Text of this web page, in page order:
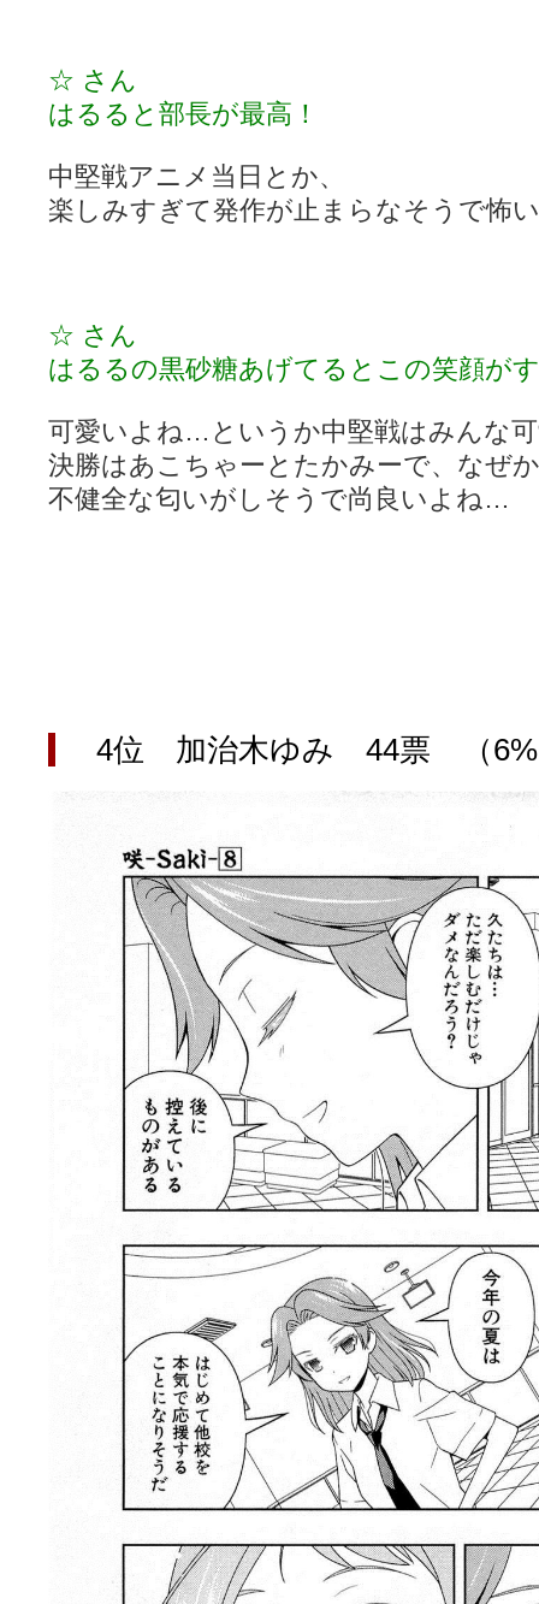
☆ さん
はるると部長が最高！
中堅戦アニメ当日とか、
楽しみすぎて発作が止まらなそうで怖い
☆ さん
はるるの黒砂糖あげてるとこの笑顔が
可愛いよね…というか中堅戦はみんな
決勝はあこちゃーとたかみーで、なぜ
不健全な匂いがしそうで尚良いよね…
4位 加治木ゆみ 44票 （6%